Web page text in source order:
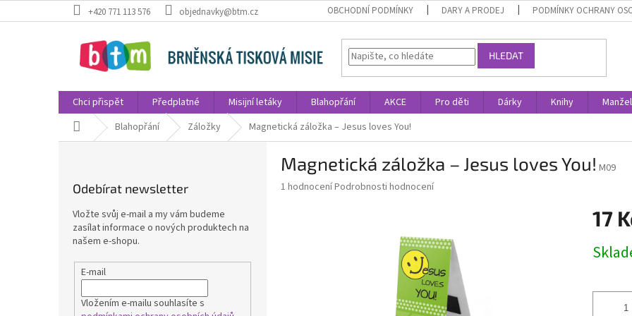
na
+420 771 113 576 objednavky@btm.cz OBCHODNÍ PODMÍNKY DARY A PRODEJ PODMÍNKY OCHRANY
HLEDAT
Chci přispět Předplatné Misijní letáky Blahopřání AKCE Pro děti Dárky Knihy
Domů Blahopřání Záložky Magnetická záložka – Jesus loves You!
Odebírat newsletter
Vložte svůj e-mail a my vám budeme
zasílat informace o nových produktech na
našem e-shopu.
E-mail
Vložením e-mailu souhlasíte s
Magnetická záložka – Jesus loves You! M09
Průměrné
1 hodnoceníPodrobnosti hodnocení
17
cena: